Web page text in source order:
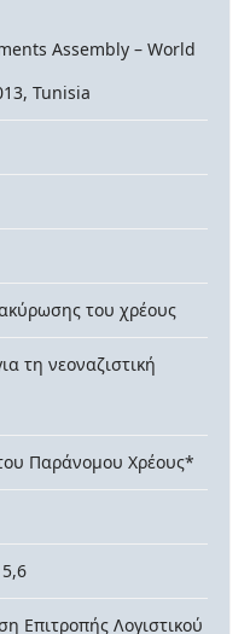
Assembly – World
Tunisia
του χρέους
τη νεοναζιστική
Παράνομου Χρέους*
Επιτροπής Λογιστικού